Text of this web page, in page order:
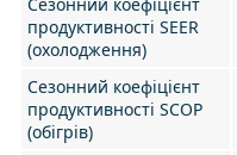
продуктивності SEER
(охолодження)
Сезонний коефіцієнт
продуктивності SCOP
(обігрів)